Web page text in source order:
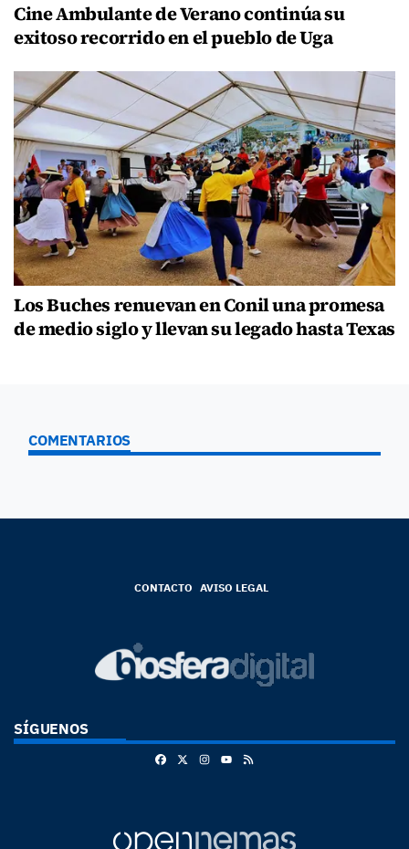
Cine Ambulante de Verano continúa su
exitoso recorrido en el pueblo de Uga
Los Buches renuevan en Conil una promesa
de medio siglo y llevan su legado hasta Texas
COMENTARIOS
CONTACTO AVISO LEGAL
SÍGUENOS
FacebookInstagram